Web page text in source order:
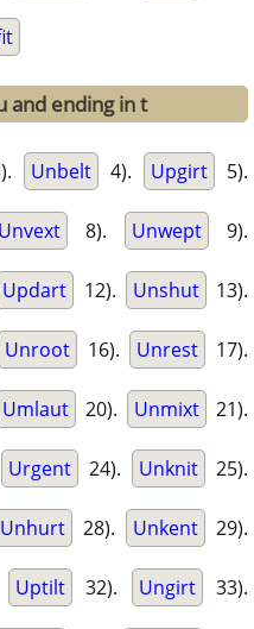
and ending in t
Unbelt 4). Upgirt 5).
Unvext 8). Unwept 9).
Updart 12). Unshut 13).
Unroot 16). Unrest 17).
Umlaut 20). Unmixt 21).
Urgent 24). Unknit 25).
Unhurt 28). Unkent 29).
Uptilt 32). Ungirt 33).